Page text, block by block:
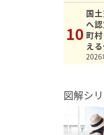
国
へ
町
える
2026
図解シ